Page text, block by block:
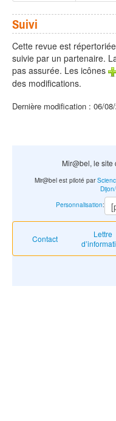
Suivi
Cette revue est
suivie par un partenaire.
pas assurée. Les icônes
des modifications.
Dernière modification : 06/
Mir@bel, le
Contact
Lettre
Mir@bel est piloté par
Personnalisation: